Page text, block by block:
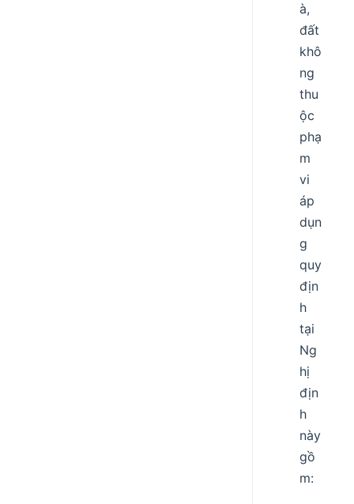
à,
đất
khô
ng
thu
ộc
phạ
m
vi
áp
dụn
g
quy
địn
h
tại
Ng
hị
địn
h
này
gồ
m: